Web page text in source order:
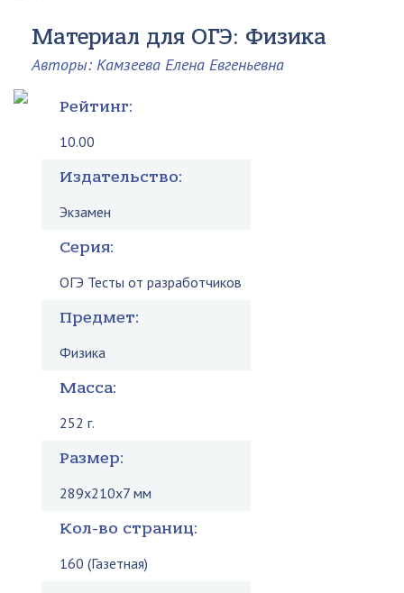
Материал для ОГЭ: Физика
Авторы: Камзеева Елена Евгеньевна
Рейтинг:
10.00
Издательство:
Экзамен
Серия:
ОГЭ Тесты от разработчиков
Предмет:
Физика
Масса:
252 г.
Размер:
289x210x7 мм
Кол-во страниц:
160 (Газетная)